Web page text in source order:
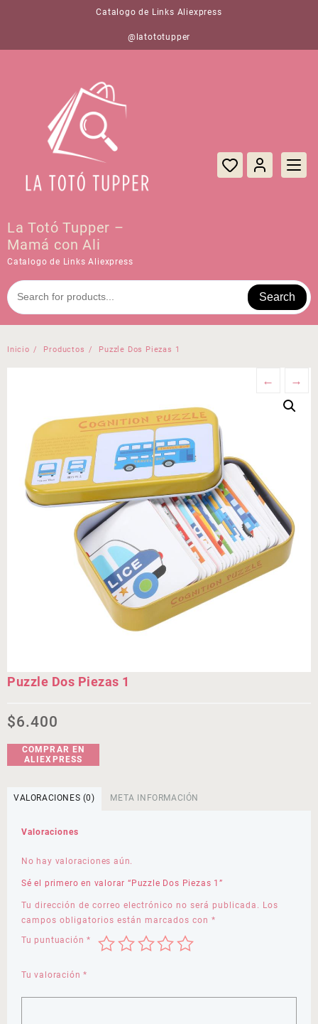
Catalogo de Links Aliexpress
@latototupper
La Totó Tupper –
Mamá con Ali
Catalogo de Links Aliexpress
Search
Inicio Productos Puzzle Dos Piezas 1
← →
Puzzle Dos Piezas 1
$6.400
COMPRAR EN
ALIEXPRESS
VALORACIONES (0) META INFORMACIÓN
Valoraciones
No hay valoraciones aún.
Sé el primero en valorar “Puzzle Dos Piezas 1”
Tu dirección de correo electrónico no será publicada. Los
campos obligatorios están marcados con *
Tu puntuación*
Tu valoración*